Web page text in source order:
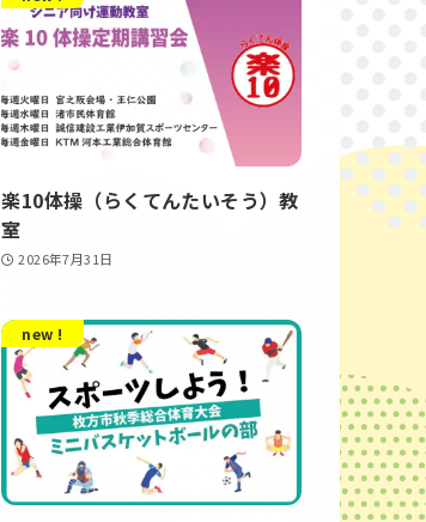
楽10体操（らくてんたいそう）教
室
2026年7月31日
new !